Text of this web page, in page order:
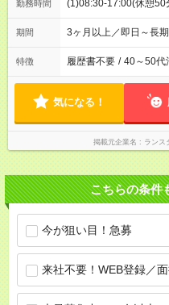
勤務時間 (1)08:30-17:00(休憩
期間 3ヶ月以上／即日～長期
特徴 履歴書不要 / 40～50代
気になる！
掲載元企業名 ランス
こちらの条件
今が狙い目！急募
来社不要！WEB登録／